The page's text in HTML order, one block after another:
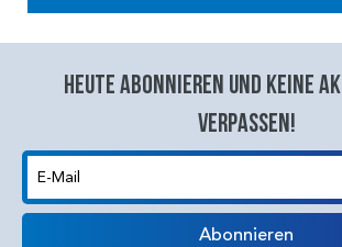
Heute abonnieren und keine
verpassen!
E-Mail
Abonnieren